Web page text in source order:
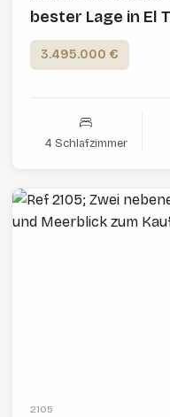
bester Lage in El
3.495.000 €
4 Schlafzimmer
2105